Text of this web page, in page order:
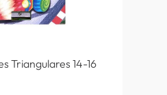
Triangulares 14-16